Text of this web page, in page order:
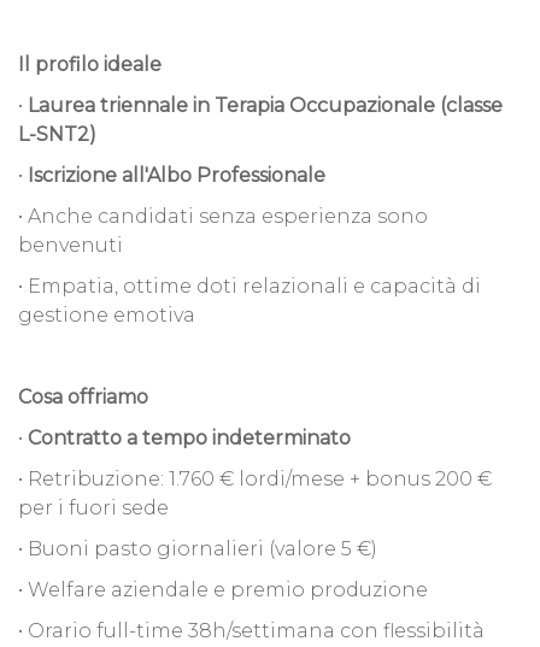
Il profilo ideale
• Laurea triennale in Terapia Occupazionale (classe
L-SNT2)
• Iscrizione all'Albo Professionale
• Anche candidati senza esperienza sono
benvenuti
• Empatia, ottime doti relazionali e capacità di
gestione emotiva
Cosa offriamo
• Contratto a tempo indeterminato
• Retribuzione: 1.760 € lordi/mese + bonus 200 €
per i fuori sede
• Buoni pasto giornalieri (valore 5 €)
• Welfare aziendale e premio produzione
• Orario full-time 38h/settimana con flessibilità